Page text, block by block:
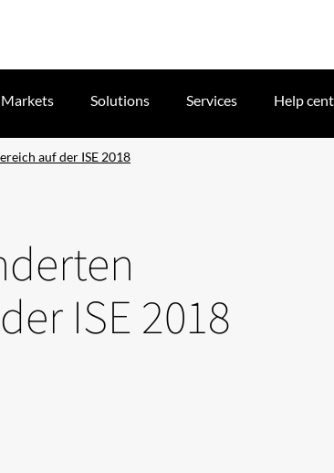
Markets Solutions Services Help
auf der ISE 2018
ISE 2018